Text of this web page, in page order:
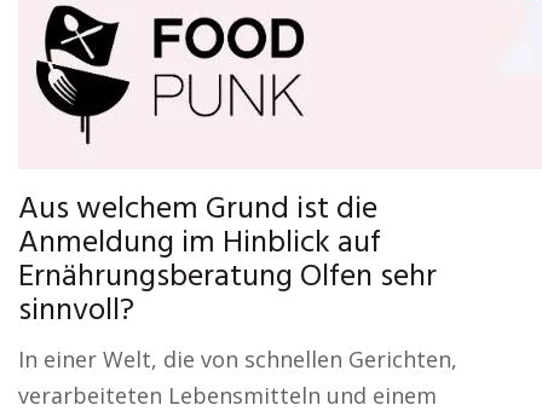
Aus welchem Grund ist die
Anmeldung im Hinblick auf
Ernährungsberatung Olfen sehr
sinnvoll?
In einer Welt, die von schnellen Gerichten,
verarbeiteten Lebensmitteln und einem